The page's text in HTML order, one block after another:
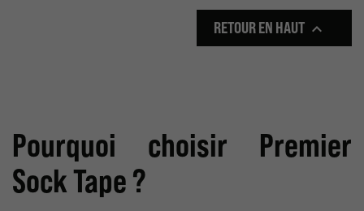
RETOUR EN HAUT 
Pourquoi choisir Premier
Sock Tape ?